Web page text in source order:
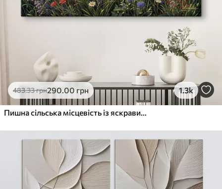
483.33грн290.00 грн 1.3k
Пишна сільська місцевість із яскравим лугом диких квітів, наповненим різнокольоровими квітами під хмарним небом